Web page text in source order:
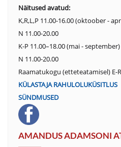
Näitused avatud:
K,R,L,P 11.00-16.00 (oktoober -
N 11.00-20.00
K-P 11.00–18.00 (mai - september)
N 11.00-20.00
Raamatukogu (etteteatamisel) E-
KÜLASTAJA RAHULOLUKÜSITLUS
SÜNDMUSED
AMANDUS ADAMSONI